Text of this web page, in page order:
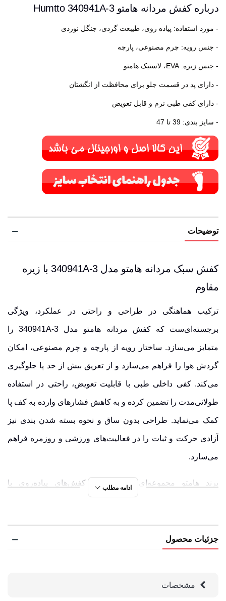
درباره کفش مردانه هامتو Humtto 340941A-3
- مورد استفاده: پیاده روی، طیبعت گردی، جنگل نوردی
- جنس رویه: چرم مصنوعی، پارچه
- جنس زیره: EVA، لاستیک هامتو
- دارای پد در قسمت جلو برای محافظت از انگشتان
- دارای کفی طبی نرم و قابل تعویض
- سایز بندی: 39 تا 47
توضیحات
کفش سبک مردانه هامتو مدل 340941A-3 با زیره
مقاوم
ترکیب هماهنگی در طراحی و راحتی در عملکرد، ویژگی
برجسته‌ای‌ست که کفش مردانه هامتو مدل 340941A-3 را
متمایز می‌سازد. ساختار رویه از پارچه و چرم مصنوعی، امکان
گردش هوا را فراهم می‌سازد و از تعریق بیش از حد پا جلوگیری
می‌کند. کفی داخلی طبی با قابلیت تعویض، راحتی در استفاده
طولانی‌مدت را تضمین کرده و به کاهش فشارهای وارده به کف پا
کمک می‌نماید. طراحی بدون ساق و نحوه بسته شدن بندی نیز
آزادی حرکت و ثبات را در فعالیت‌های ورزشی و روزمره فراهم
می‌سازد.
برند هامتو مجموعه‌ای تخصصی از کفش‌های پیاده‌روی با
بررسی یک مدل هستید، توصیه می‌شود سایر کفش های پیاده‌روی
ادامه مطلب
جزئیات محصول
مشخصات